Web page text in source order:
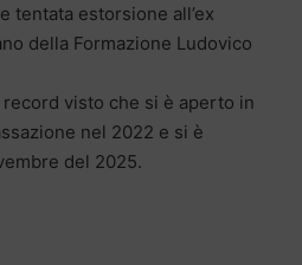
tentata estorsione all’ex
della Formazione Ludovico
visto che si è aperto in
nel 2022 e si è
del 2025.